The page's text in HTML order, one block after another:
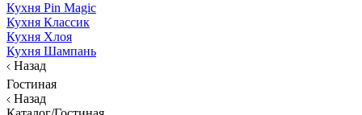
Кухня Pin Magic
Кухня Классик
Кухня Хлоя
Кухня Шампань
Назад
Гостиная
Назад